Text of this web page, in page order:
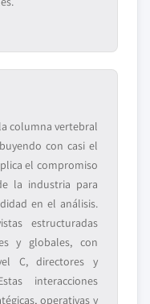
columna vertebral
con casi el
el compromiso
la industria para
en el análisis.
estructuradas
y globales, con
C, directores y
interacciones
operativas y